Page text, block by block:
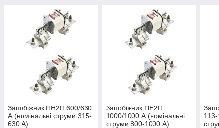
Запобіжник ПН2П 600/630
А (номінальні струми 315-
630 А)
Запобіжник ПН2П
1000/1000 А (номінальні
струми 800-1000 А)